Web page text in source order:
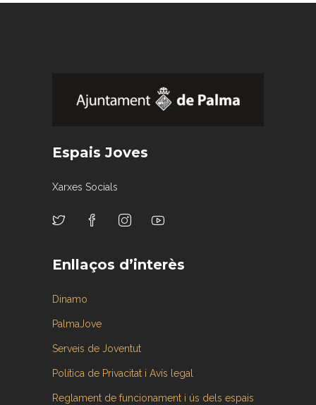
Espais Joves
Xarxes Socials
Enllaços d’interès
Dinamo
PalmaJove
Serveis de Joventut
Política de Privacitat i Avís legal
Reglament de funcionament i ús dels espais